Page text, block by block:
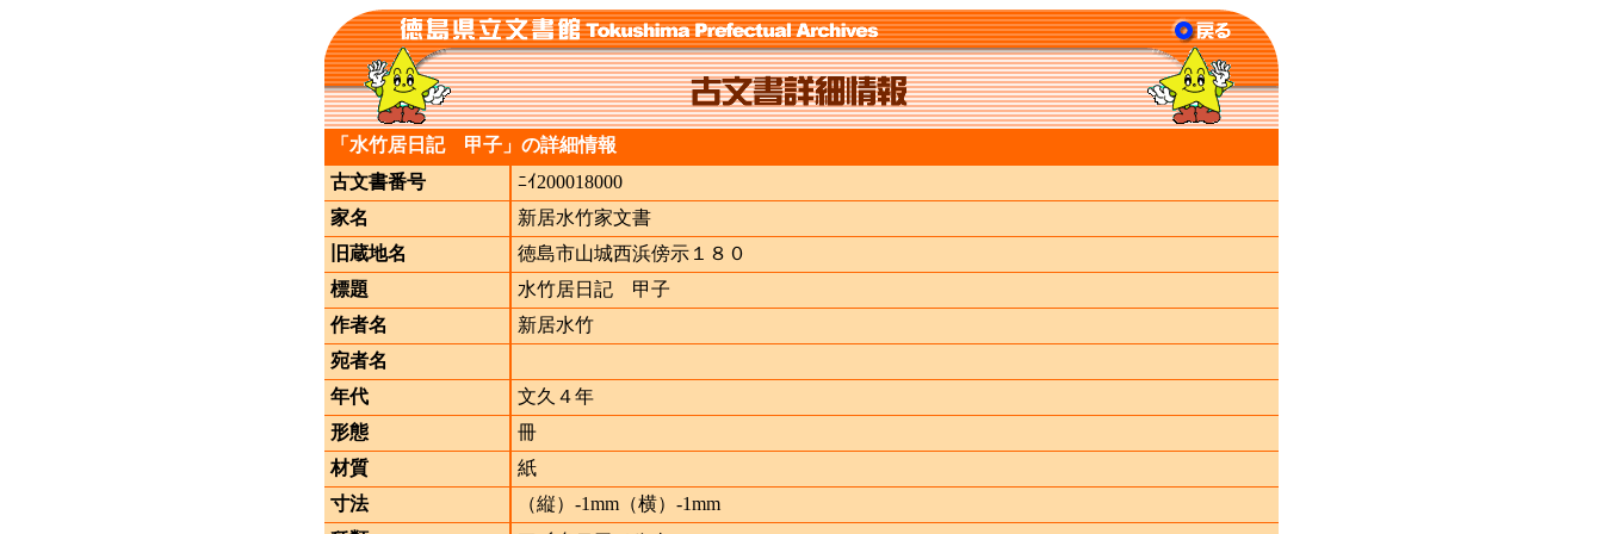
「水竹居日記 甲子」の詳細情報
古文書番号
ﾆｲ200018000
家名
新居水竹家文書
旧蔵地名
徳島市山城西浜傍示１８０
標題
水竹居日記 甲子
作者名
新居水竹
宛者名
年代
文久４年
形態
冊
材質
紙
寸法
（縦）-1mm（横）-1mm